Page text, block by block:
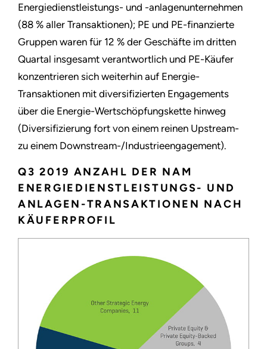
Energiedienstleistungs- und -anlagenunternehmen
(88 % aller Transaktionen); PE und PE-finanzierte
Gruppen waren für 12 % der Geschäfte im dritten
Quartal insgesamt verantwortlich und PE-Käufer
konzentrieren sich weiterhin auf Energie-
Transaktionen mit diversifizierten Engagements
über die Energie-Wertschöpfungskette hinweg
(Diversifizierung fort von einem reinen Upstream-
zu einem Downstream-/Industrieengagement).
Q3 2019 ANZAHL DER NAM
ENERGIEDIENSTLEISTUNGS- UND
ANLAGEN-TRANSAKTIONEN NACH
KÄUFERPROFIL